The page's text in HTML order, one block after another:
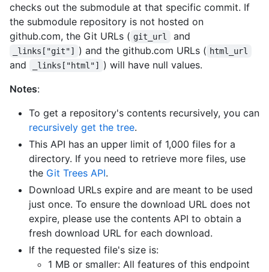
checks out the submodule at that specific commit. If
the submodule repository is not hosted on
github.com, the Git URLs ( git_url and
_links["git"] ) and the github.com URLs ( html_url
and _links["html"]
) will have null values.
Notes:
To get a repository's contents recursively, you can
recursively get the tree.
This API has an upper limit of 1,000 files for a
directory. If you need to retrieve more files, use
the Git Trees API.
Download URLs expire and are meant to be used
just once. To ensure the download URL does not
expire, please use the contents API to obtain a
fresh download URL for each download.
If the requested file's size is:
1 MB or smaller: All features of this endpoint